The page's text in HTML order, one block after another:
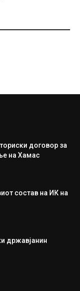
договор за
на Хамас
состав на ИК на
државјанин